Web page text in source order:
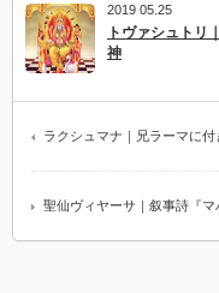
2019 05.25
トヴァシュトリ
神
ラクシュマナ｜兄ラーマに
聖仙ヴィヤーサ｜叙事詩『